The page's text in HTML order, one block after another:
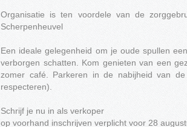
Organisatie is ten voordele van de
Scherpenheuvel
Een ideale gelegenheid om je oude spullen
verborgen schatten. Kom genieten van een
zomer café. Parkeren in de nabijheid van
respecteren).
Schrijf je nu in als verkoper
op voorhand inschrijven verplicht voor 28